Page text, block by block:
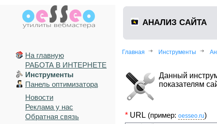
На главную
РАБОТА В ИНТЕРНЕТЕ
Инструменты
Панель оптимизатора
Новости
Реклама у нас
Обратная связь
АНАЛИЗ САЙТА
Главная Инструменты
Данный
показателям
* URL (пример: oesseo.ru)